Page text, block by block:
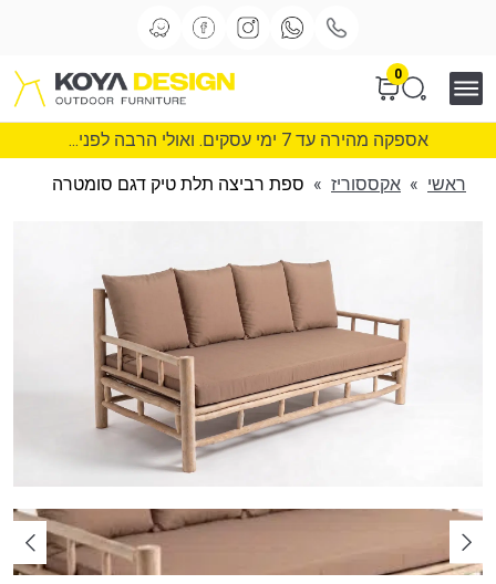
0
אספקה מהירה עד 7 ימי עסקים. ואולי הרבה לפני...
ראשי » אקססוריז » ספת רביצה תלת טיק דגם סומטרה